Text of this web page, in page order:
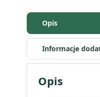
Opis
Informacje
Opis